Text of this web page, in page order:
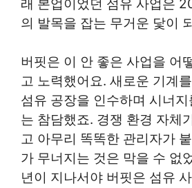
래 본업이었던 섬유 사업은
의 발목을 잡는 무거운 닻이
버핏은 이 안 좋은 사업을 어
고 노력했어요. 새로운 기계
섬유 공장을 인수하며 시너
는 참담했죠. 경쟁 환경 자체
고 아무리 똑똑한 관리자가
가 무너지는 것은 막을 수 없
년이 지나서야 버핏은 섬유